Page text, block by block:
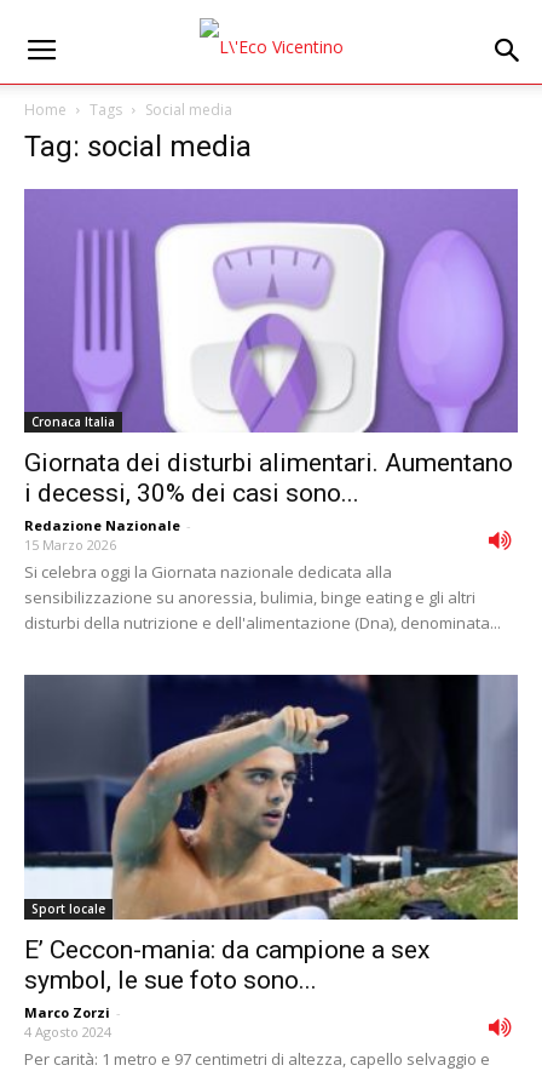
Home Tags Social media
Tag: social media
Cronaca Italia
Giornata dei disturbi alimentari. Aumentano
i decessi, 30% dei casi sono...
Redazione Nazionale -
15 Marzo 2026
Si celebra oggi la Giornata nazionale dedicata alla
sensibilizzazione su anoressia, bulimia, binge eating e gli altri
disturbi della nutrizione e dell'alimentazione (Dna), denominata...
Sport locale
E’ Ceccon-mania: da campione a sex
symbol, le sue foto sono...
Marco Zorzi -
4 Agosto 2024
Per carità: 1 metro e 97 centimetri di altezza, capello selvaggio e